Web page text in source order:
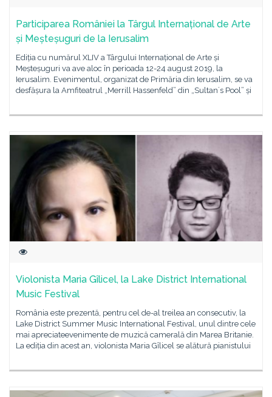
Participarea României la Târgul Internațional de Arte
și Meșteșuguri de la Ierusalim
Ediția cu numărul XLIV a Târgului Internațional de Arte și
Meșteșuguri va ave aloc în perioada 12-24 august 2019, la
Ierusalim. Evenimentul, organizat de Primăria din Ierusalim, se va
desfășura la Amfiteatrul „Merrill Hassenfeld” din „Sultan´s Pool” și
Violonista Maria Gîlicel, la Lake District International
Music Festival
România este prezentă, pentru cel de-al treilea an consecutiv, la
Lake District Summer Music International Festival, unul dintre cele
mai apreciateevenimente de muzică camerală din Marea Britanie.
La ediția din acest an, violonista Maria Gîlicel se alătură pianistului